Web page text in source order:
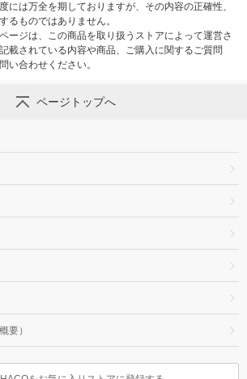
には万全を期しておりますが、その内容の正確性、
るものではありません。
ージは、この商品を取り扱うストアによって運営さ
載されている内容や商品、ご購入に関するご質問
い合わせください。
ページトップへ
要）